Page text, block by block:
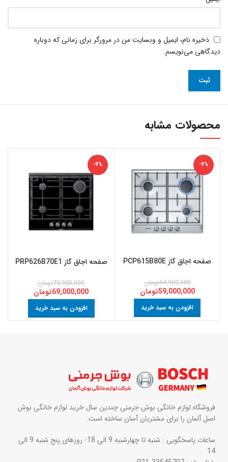
ذخیره نام، ایمیل و وبسایت من در مرورگر برای زمانی که دوباره
دیدگاهی می‌نویسم.
محصولات مشابه
-9%
صفحه اجاق گاز PCP615B80E
64,900,000تومان
59,000,000تومان
افزودن به سبد خرید
-9%
صفحه اجاق گاز PRP626B70E1
75,900,000تومان
69,000,000تومان
افزودن به سبد خرید
فروشگاه لوازم خانگی بوش جرمنی چندین سال خرید لوازم خانگی بوش
اصل آلمان را برای مشتریان آسان ساخته است.
ساعات پاسخگویی : شنبه تا چهارشنبه 9 الی 18- روزهای پنج شنبه 9 الی
14